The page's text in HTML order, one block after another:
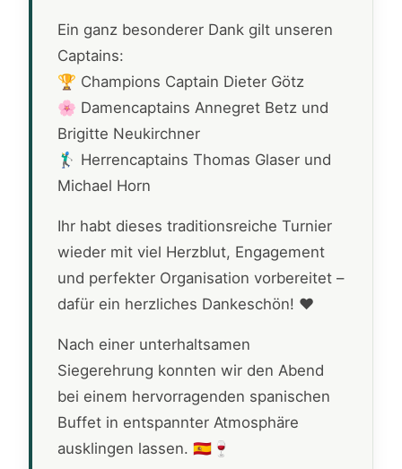
Ein ganz besonderer Dank gilt unseren
Captains:
🏆 Champions Captain Dieter Götz
🌸 Damencaptains Annegret Betz und
Brigitte Neukirchner
🏌️‍♂️ Herrencaptains Thomas Glaser und
Michael Horn
Ihr habt dieses traditionsreiche Turnier
wieder mit viel Herzblut, Engagement
und perfekter Organisation vorbereitet –
dafür ein herzliches Dankeschön! ❤️
Nach einer unterhaltsamen
Siegerehrung konnten wir den Abend
bei einem hervorragenden spanischen
Buffet in entspannter Atmosphäre
ausklingen lassen. 🇪🇸🍷